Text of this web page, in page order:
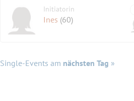
Initiatorin
Ines (60)
Single-Events am nächsten Tag »